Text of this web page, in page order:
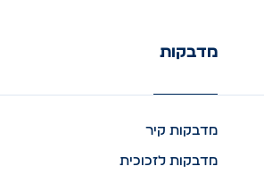
מדבקות
מדבקות קיר
מדבקות לזכוכית